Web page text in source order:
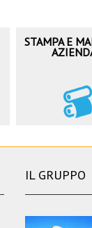
STAMPA E
IL GRUPPO